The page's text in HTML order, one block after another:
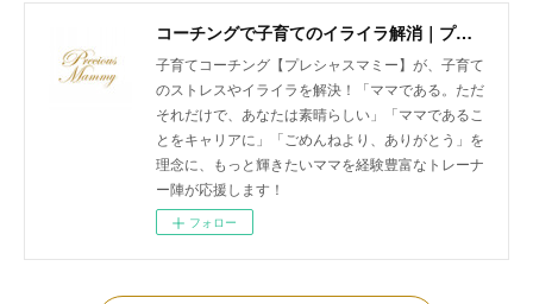
コーチングで子育てのイライラ解消｜プレシャスマミー 公式ホームページ
子育てコーチング【プレシャスマミー】が、子育て
のストレスやイライラを解決！「ママである。ただ
それだけで、あなたは素晴らしい」「ママであるこ
とをキャリアに」「ごめんねより、ありがとう」を
理念に、もっと輝きたいママを経験豊富なトレーナ
ー陣が応援します！
フォロー